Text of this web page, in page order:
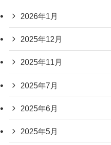
2026年1月
2025年12月
2025年11月
2025年7月
2025年6月
2025年5月